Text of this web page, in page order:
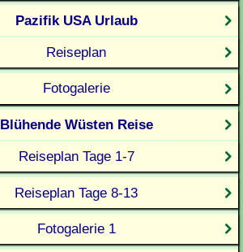
Pazifik USA Urlaub
Reiseplan
Fotogalerie
Blühende Wüsten Reise
Reiseplan Tage 1-7
Reiseplan Tage 8-13
Fotogalerie 1